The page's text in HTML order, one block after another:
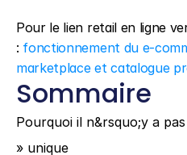
Pour le lien retail en ligne
: fonctionnement du e-
marketplace et catalogue
Sommaire
Pourquoi il n&rsquo;y a
» unique